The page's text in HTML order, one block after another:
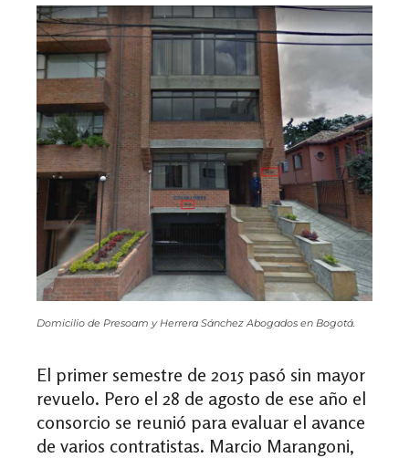
Domicilio de Presoam y Herrera Sánchez Abogados en Bogotá.
El primer semestre de 2015 pasó sin mayor
revuelo. Pero el 28 de agosto de ese año el
consorcio se reunió para evaluar el avance
de varios contratistas. Marcio Marangoni,